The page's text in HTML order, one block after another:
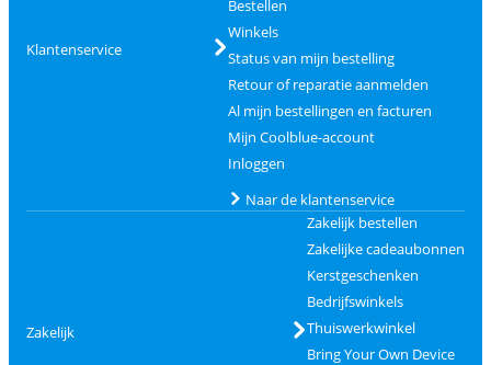
Klantenservice
Bestellen
Winkels
Status van mijn bestelling
Retour of reparatie aanmelden
Al mijn bestellingen en facturen
Mijn Coolblue-account
Inloggen
Naar de klantenservice
Zakelijk
Zakelijk bestellen
Zakelijke cadeaubonnen
Kerstgeschenken
Bedrijfswinkels
Thuiswerkwinkel
Bring Your Own Device